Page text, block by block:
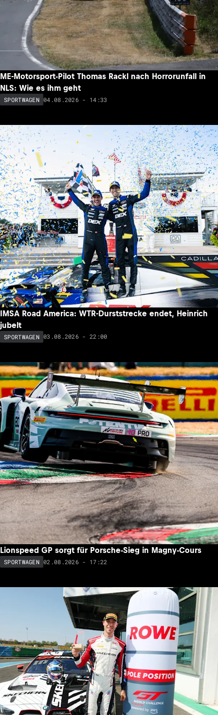
ME-Motorsport-Pilot Thomas Rackl nach Horrorunfall in
NLS: Wie es ihm geht
SPORTWAGEN 04.08.2026 - 14:33
IMSA Road America: WTR-Durststrecke endet, Heinrich
jubelt
SPORTWAGEN 03.08.2026 - 22:00
Lionspeed GP sorgt für Porsche-Sieg in Magny-Cours
SPORTWAGEN 02.08.2026 - 17:22